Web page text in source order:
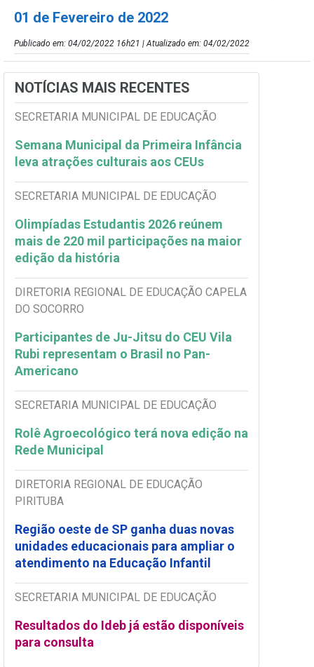
01 de Fevereiro de 2022
Publicado em: 04/02/2022 16h21 | Atualizado em: 04/02/2022
NOTÍCIAS MAIS RECENTES
SECRETARIA MUNICIPAL DE EDUCAÇÃO
Semana Municipal da Primeira Infância
leva atrações culturais aos CEUs
SECRETARIA MUNICIPAL DE EDUCAÇÃO
Olimpíadas Estudantis 2026 reúnem
mais de 220 mil participações na maior
edição da história
DIRETORIA REGIONAL DE EDUCAÇÃO CAPELA
DO SOCORRO
Participantes de Ju-Jitsu do CEU Vila
Rubi representam o Brasil no Pan-
Americano
SECRETARIA MUNICIPAL DE EDUCAÇÃO
Rolê Agroecológico terá nova edição na
Rede Municipal
DIRETORIA REGIONAL DE EDUCAÇÃO
PIRITUBA
Região oeste de SP ganha duas novas
unidades educacionais para ampliar o
atendimento na Educação Infantil
SECRETARIA MUNICIPAL DE EDUCAÇÃO
Resultados do Ideb já estão disponíveis
para consulta